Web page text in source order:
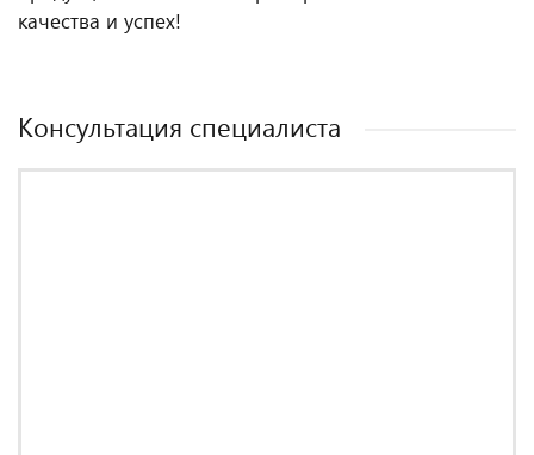
качества и успех!
Консультация специалиста